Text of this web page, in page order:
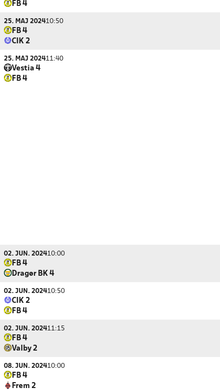
FB 4
25. MAJ 202410:50
FB 4
CIK 2
25. MAJ 202411:40
Vestia 4
FB 4
02. JUN. 202410:00
FB 4
Dragør BK 4
02. JUN. 202410:50
CIK 2
FB 4
02. JUN. 202411:15
FB 4
Valby 2
08. JUN. 202410:00
FB 4
Frem 2